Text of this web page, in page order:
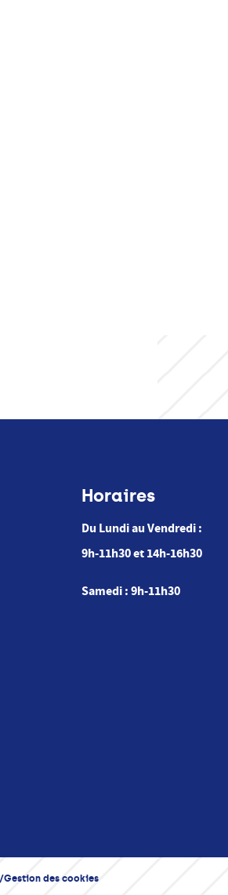
Horaires
Du Lundi au Vendredi :
9h-11h30 et 14h-16h30
Samedi : 9h-11h30
Gestion des cookies